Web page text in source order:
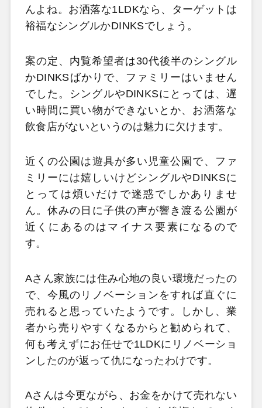
んよね。お洒落な1LDKなら、ターゲットは
裕福なシングルかDINKSでしょう。
案の定、内覧希望者は30代後半のシングル
かDINKSばかりで、ファミリーはいません
でした。シングルやDINKSにとっては、遅
い時間に買い物ができないとか、お洒落な
飲食店がないというのは魅力に欠けます。
近くの公園は遊具が多い児童公園で、ファ
ミリーには嬉しいけどシングルやDINKSに
とっては煩いだけで迷惑でしかありませ
ん。休みの日に子供の声が響き渡る公園が
近くにあるのはマイナス要素になるので
す。
Aさん家族には住み心地の良い環境だったの
で、今風のリノベーションをすれば直ぐに
売れると思っていたようです。しかし、業
者から売りやすくなるからと勧められて、
何も考えずにお任せで1LDKにリノベーショ
ンしたのが返って仇になったわけです。
Aさんは今更ながら、お金をかけて売れない